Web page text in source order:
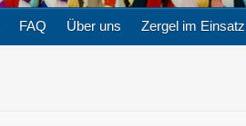
FAQ Über uns Zergel im Einsatz